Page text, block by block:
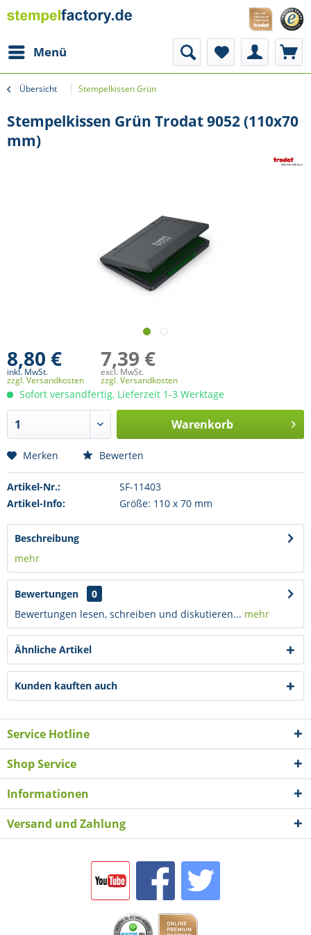
Menü
Übersicht Stempelkissen Grün
Stempelkissen Grün Trodat 9052 (110x70
mm)
8,80 €
inkl. MwSt.
zzgl. Versandkosten
7,39 €
excl. MwSt.
zzgl. Versandkosten
Sofort versandfertig, Lieferzeit 1-3 Werktage
Warenkorb
Merken Bewerten
Artikel-Nr.:
SF-11403
Artikel-Info:
Größe: 110 x 70 mm
Beschreibung
mehr
Bewertungen
0
Bewertungen lesen, schreiben und diskutieren... mehr
Ähnliche Artikel
Kunden kauften auch
Service Hotline
Shop Service
Informationen
Versand und Zahlung